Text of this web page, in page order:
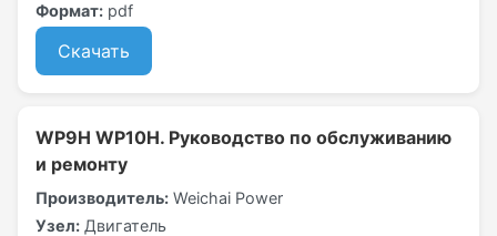
Формат: pdf
Скачать
WP9H WP10H. Руководство по обслуживанию
и ремонту
Производитель: Weichai Power
Узел: Двигатель